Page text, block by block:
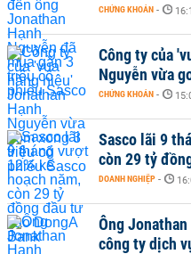
CHỨNG KHOÁN -
Công ty của
Nguyễn vừa
CHỨNG KHOÁN -
Sasco lãi 9
còn 29 tỷ
DOANH NGHIỆP -
Ông
công ty dịch